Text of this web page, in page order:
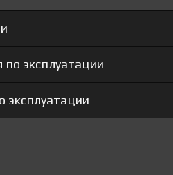
эксплуатации
эксплуатации